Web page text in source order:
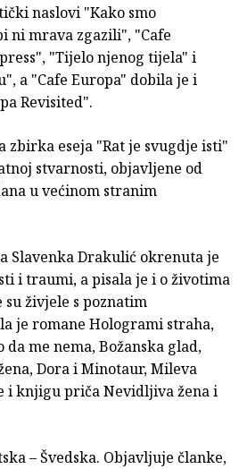
naslovi "Kako smo
ni mrava zgazili", "Cafe
"Tijelo njenog tijela" i
a "Cafe Europa" dobila je i
Revisited".
zbirka eseja "Rat je svugdje isti"
stvarnosti, objavljene od
u većinom stranim
Slavenka Drakulić okrenuta je
i traumi, a pisala je i o životima
živjele s poznatim
je romane Hologrami straha,
me nema, Božanska glad,
Dora i Minotaur, Mileva
i knjigu priča Nevidljiva žena i
– Švedska. Objavljuje članke,